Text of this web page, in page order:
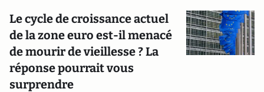
Le cycle de croissance actuel
de la zone euro est-il menacé
de mourir de vieillesse ? La
réponse pourrait vous
surprendre